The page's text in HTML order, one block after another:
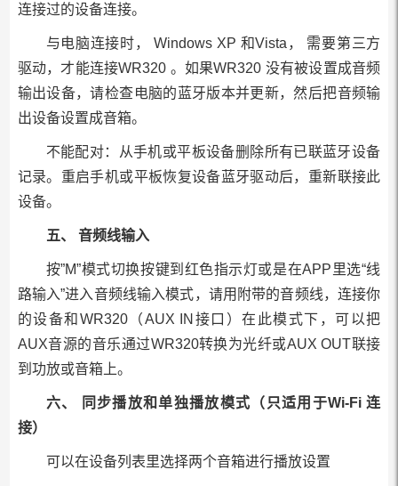
连接过的设备连接。
与电脑连接时， Windows XP 和Vista， 需要第三方
驱动，才能连接WR320 。如果WR320 没有被设置成音频
输出设备，请检查电脑的蓝牙版本并更新，然后把音频输
出设备设置成音箱。
不能配对：从手机或平板设备删除所有已联蓝牙设备
记录。重启手机或平板恢复设备蓝牙驱动后，重新联接此
设备。
五、 音频线输入
按”M”模式切换按键到红色指示灯或是在APP里选“线
路输入”进入音频线输入模式，请用附带的音频线，连接你
的设备和WR320（AUX IN接口）在此模式下，可以把
AUX音源的音乐通过WR320转换为光纤或AUX OUT联接
到功放或音箱上。
六、 同步播放和单独播放模式（只适用于Wi-Fi 连
接）
可以在设备列表里选择两个音箱进行播放设置